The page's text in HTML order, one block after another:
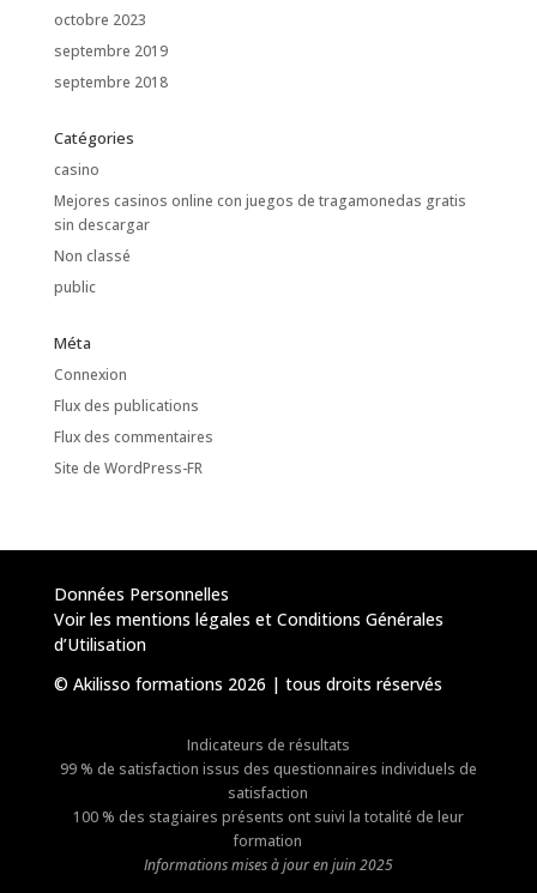
octobre 2023
septembre 2019
septembre 2018
Catégories
casino
Mejores casinos online con juegos de tragamonedas gratis
sin descargar
Non classé
public
Méta
Connexion
Flux des publications
Flux des commentaires
Site de WordPress-FR
Données Personnelles
Voir les mentions légales et Conditions Générales
d’Utilisation
© Akilisso formations 2026 | tous droits réservés
Indicateurs de résultats
99 % de satisfaction issus des questionnaires individuels de
satisfaction
100 % des stagiaires présents ont suivi la totalité de leur
formation
Informations mises à jour en juin 2025